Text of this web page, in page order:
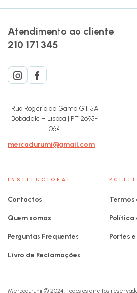
Atendimento ao cliente
210 171 345
Rua Rogério da Gama Gil, 5A
Bobadela – Lisboa | PT 2695-
064
mercadurumi@gmail.com
INSTITUCIONAL
Contactos
Quem somos
Perguntas Frequentes
Livro de Reclamações
Termos
Política
Portes
Mercadurumi © 2024. Todos os direitos